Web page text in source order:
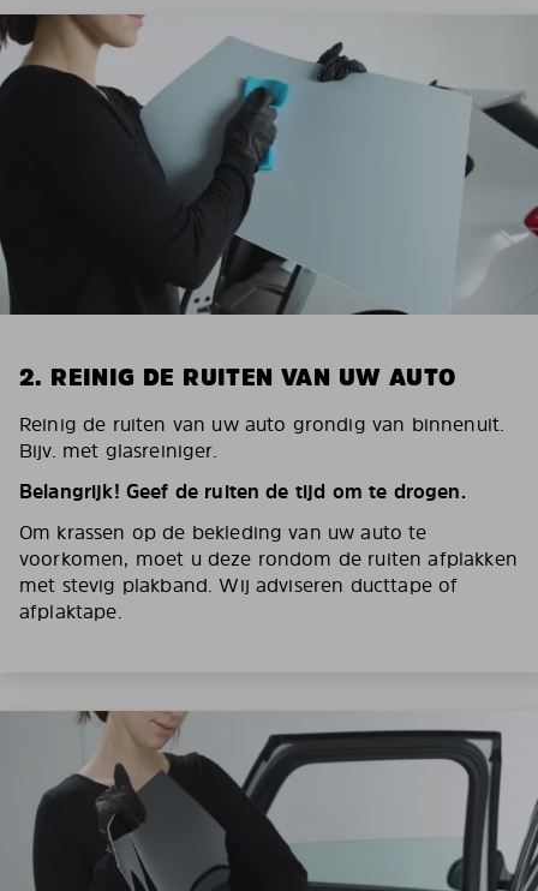
2. REINIG DE RUITEN VAN UW AUTO
Reinig de ruiten van uw auto grondig van binnenuit.
Bijv. met glasreiniger.
Belangrijk! Geef de ruiten de tijd om te drogen.
Om krassen op de bekleding van uw auto te
voorkomen, moet u deze rondom de ruiten afplakken
met stevig plakband. Wij adviseren ducttape of
afplaktape.